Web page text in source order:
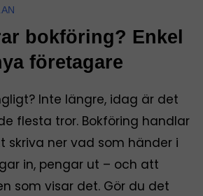
bokföring? Enkel
företagare
Inte längre, idag är det
flesta tror. Bokföring handlar
skriva ner vad som händer i
in, pengar ut – och att
som visar det. Gör du det